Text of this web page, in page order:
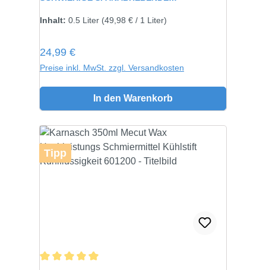
Inhalt: 0.5 Liter (49,98 € / 1 Liter)
Regulärer Preis:
24,99 €
Preise inkl. MwSt. zzgl. Versandkosten
In den Warenkorb
Tipp